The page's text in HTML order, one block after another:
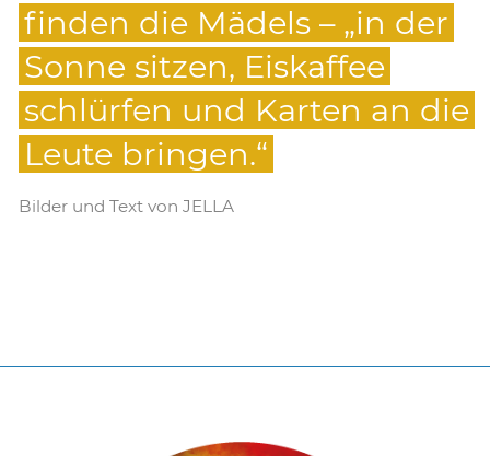
finden die Mädels – „in der
Sonne sitzen, Eiskaffee
schlürfen und Karten an die
Leute bringen.“
Bilder und Text von JELLA